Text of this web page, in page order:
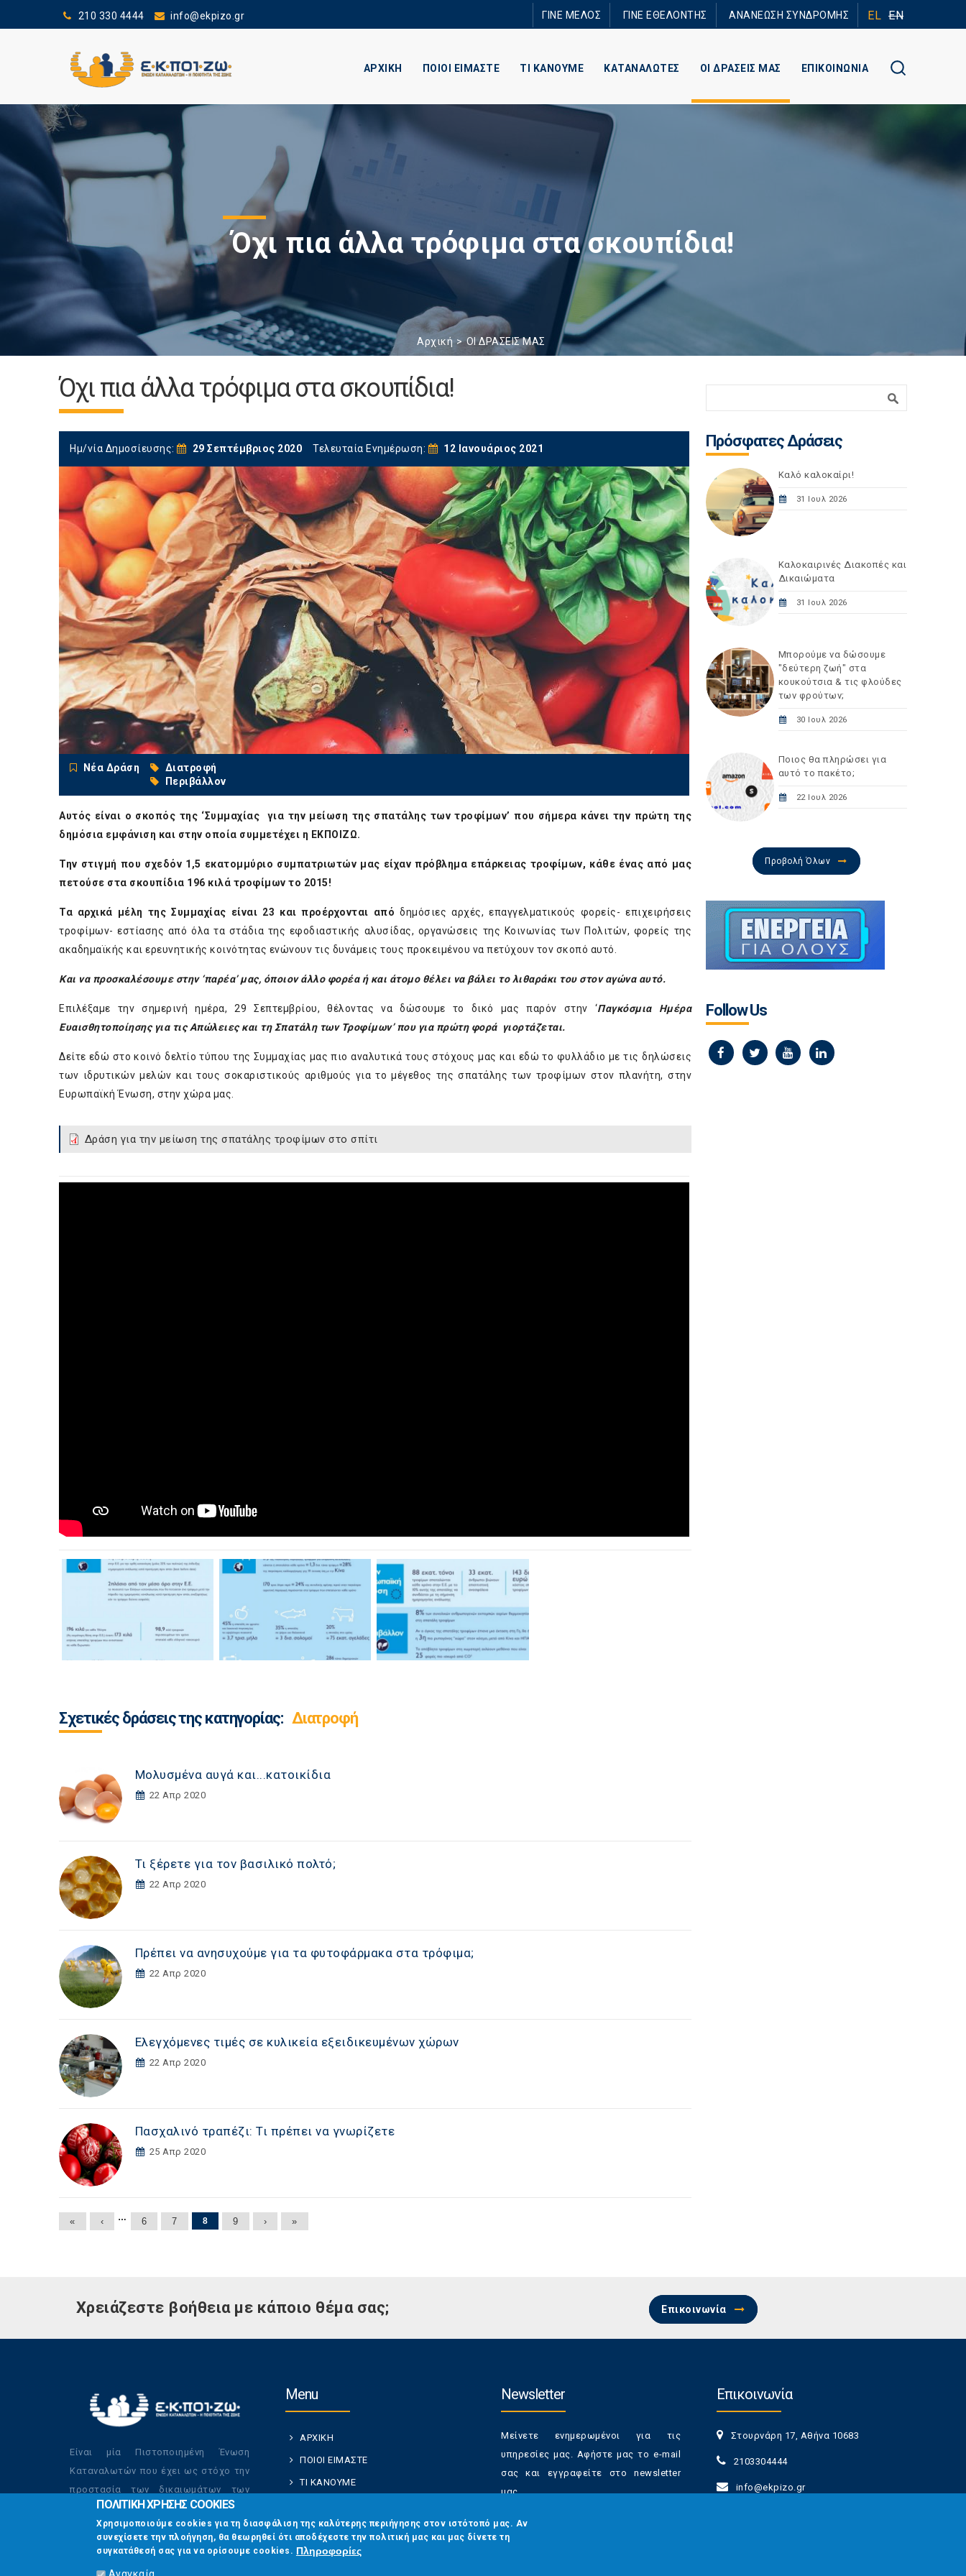
210 330 4444 info@ekpizo.gr ΓΙΝΕ ΜΕΛΟΣ ΓΙΝΕ ΕΘΕΛΟΝΤΗΣ ΑΝΑΝΕΩΣΗ ΣΥΝΔΡΟΜΗΣ EL EN
ΑΡΧΙΚΗ ΠΟΙΟΙ ΕΙΜΑΣΤΕ ΤΙ ΚΑΝΟΥΜΕ ΚΑΤΑΝΑΛΩΤΕΣ ΟΙ ΔΡΑΣΕΙΣ ΜΑΣ ΕΠΙΚΟΙΝΩΝΙΑ
Όχι πια άλλα τρόφιμα στα σκουπίδια!
Αρχική ΟΙ ΔΡΑΣΕΙΣ ΜΑΣ
Όχι πια άλλα τρόφιμα στα σκουπίδια!
Ημ/νία Δημοσίευσης: 29 Σεπτέμβριος 2020 Τελευταία Ενημέρωση: 12 Ιανουάριος 2021
Νέα Δράση
Διατροφή
Περιβάλλον
Αυτός είναι ο σκοπός της ‘Συμμαχίας για την μείωση της σπατάλης των τροφίμων’ που σήμερα κάνει την πρώτη της
δημόσια εμφάνιση και στην οποία συμμετέχει η ΕΚΠΟΙΖΩ.
Την στιγμή που σχεδόν 1,5 εκατομμύριο συμπατριωτών μας είχαν πρόβλημα επάρκειας τροφίμων, κάθε ένας από μας
πετούσε στα σκουπίδια 196 κιλά τροφίμων το 2015!
Τα αρχικά μέλη της Συμμαχίας είναι 23 και προέρχονται από δημόσιες αρχές, επαγγελματικούς φορείς- επιχειρήσεις
τροφίμων- εστίασης από όλα τα στάδια της εφοδιαστικής αλυσίδας, οργανώσεις της Κοινωνίας των Πολιτών, φορείς της
ακαδημαϊκής και ερευνητικής κοινότητας ενώνουν τις δυνάμεις τους προκειμένου να πετύχουν τον σκοπό αυτό.
Και να προσκαλέσουμε στην ‘παρέα’ μας, όποιον άλλο φορέα ή και άτομο θέλει να βάλει το λιθαράκι του στον αγώνα αυτό.
Επιλέξαμε την σημερινή ημέρα, 29 Σεπτεμβρίου, θέλοντας να δώσουμε το δικό μας παρόν στην ‘Παγκόσμια Ημέρα
Ευαισθητοποίησης για τις Απώλειες και τη Σπατάλη των Τροφίμων’ που για πρώτη φορά γιορτάζεται.
Δείτε εδώ στο κοινό δελτίο τύπου της Συμμαχίας μας πιο αναλυτικά τους στόχους μας και εδώ το φυλλάδιο με τις δηλώσεις
των ιδρυτικών μελών και τους σοκαριστικούς αριθμούς για το μέγεθος της σπατάλης των τροφίμων στον πλανήτη, στην
Ευρωπαϊκή Ένωση, στην χώρα μας.
Δράση για την μείωση της σπατάλης τροφίμων στο σπίτι
Σχετικές δράσεις της κατηγορίας: Διατροφή
Μολυσμένα αυγά και...κατοικίδια
22 Απρ 2020
Τι ξέρετε για τον βασιλικό πολτό;
22 Απρ 2020
Πρέπει να ανησυχούμε για τα φυτοφάρμακα στα τρόφιμα;
22 Απρ 2020
Ελεγχόμενες τιμές σε κυλικεία εξειδικευμένων χώρων
22 Απρ 2020
Πασχαλινό τραπέζι: Τι πρέπει να γνωρίζετε
25 Απρ 2020
Σελίδες
« ‹ … 6 7 8 9 › »
Πρόσφατες Δράσεις
Καλό καλοκαίρι!
31 Ιουλ 2026
Καλοκαιρινές Διακοπές και
Δικαιώματα
31 Ιουλ 2026
Μπορούμε να δώσουμε
"δεύτερη ζωή" στα
κουκούτσια & τις φλούδες
των φρούτων;
30 Ιουλ 2026
Ποιος θα πληρώσει για
αυτό το πακέτο;
22 Ιουλ 2026
Προβολή Όλων
Follow Us
Χρειάζεστε βοήθεια με κάποιο θέμα σας; Επικοινωνία
Είναι μία Πιστοποιημένη Ένωση
Καταναλωτών που έχει ως στόχο την
προστασία των δικαιωμάτων των
καταναλωτών και την βελτίωση της
ποιότητας της ζωής τους.
Menu
ΑΡΧΙΚΗ
ΠΟΙΟΙ ΕΙΜΑΣΤΕ
ΤΙ ΚΑΝΟΥΜΕ
ΟΙ ΔΡΑΣΕΙΣ ΜΑΣ
ΕΠΙΚΟΙΝΩΝΙΑ
Newsletter
Μείνετε ενημερωμένοι για τις
υπηρεσίες μας. Αφήστε μας το e-mail
σας και εγγραφείτε στο newsletter
μας.
Έχετε τη δυνατότητα απεγγραφής
από τα newsletters μας ανά πάσα
Επικοινωνία
Στουρνάρη 17, Αθήνα 10683
2103304444
info@ekpizo.gr
ΠΟΛΙΤΙΚΗ ΧΡΗΣΗΣ COOKIES
Χρησιμοποιούμε cookies για τη διασφάλιση της καλύτερης περιήγησης στον ιστότοπό μας. Αν
συνεχίσετε την πλοήγηση, θα θεωρηθεί ότι αποδέχεστε την πολιτική μας και μας δίνετε τη
συγκατάθεσή σας για να ορίσουμε cookies. Πληροφορίες